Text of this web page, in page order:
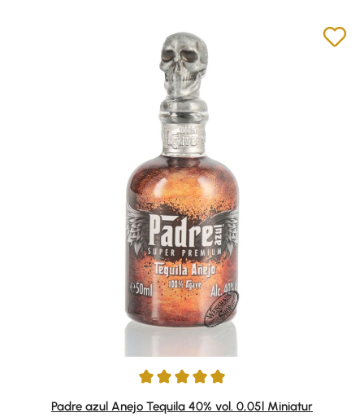
Durchschnittliche Bewertung von 5 von 5 Sternen
Padre azul Anejo Tequila 40% vol. 0,05l Miniatur